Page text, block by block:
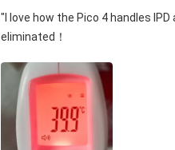
"I love how the Pico 4 handles
eliminated！